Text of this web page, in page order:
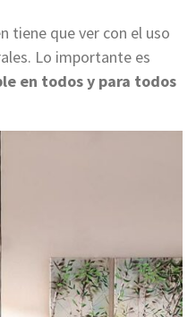
tiene que ver con el uso
Lo importante es
en todos y para todos